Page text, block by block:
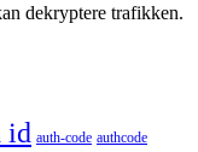
dekryptere trafikken.
id auth-code authcode